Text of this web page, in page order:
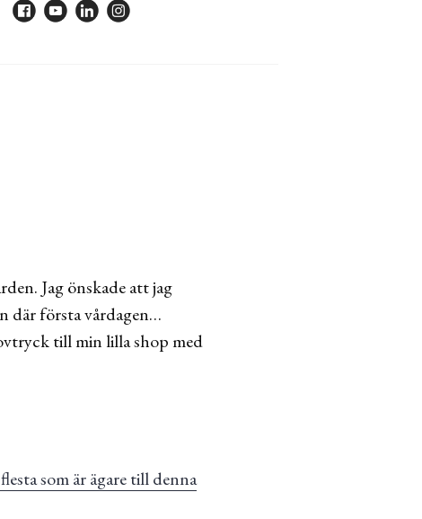
Jag önskade att jag
där första vårdagen…
till min lilla shop med
som är ägare till denna